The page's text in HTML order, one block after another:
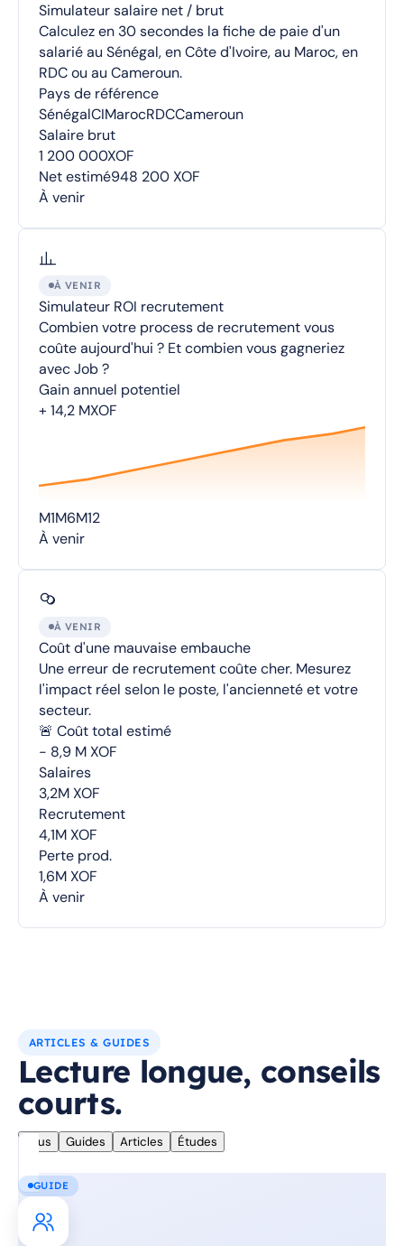
Simulateur salaire net / brut
Calculez en 30 secondes la fiche de paie d'un
salarié au Sénégal, en Côte d'Ivoire, au Maroc, en
RDC ou au Cameroun.
Pays de référence
SénégalCIMarocRDCCameroun
Salaire brut
1 200 000XOF
Net estimé948 200 XOF
À venir
À VENIR
Simulateur ROI recrutement
Combien votre process de recrutement vous
coûte aujourd'hui ? Et combien vous gagneriez
avec Job ?
Gain annuel potentiel
+ 14,2 MXOF
M1M6M12
À venir
À VENIR
Coût d'une mauvaise embauche
Une erreur de recrutement coûte cher. Mesurez
l'impact réel selon le poste, l'ancienneté et votre
secteur.
🚨 Coût total estimé
- 8,9 M XOF
Salaires
3,2M XOF
Recrutement
4,1M XOF
Perte prod.
1,6M XOF
À venir
ARTICLES & GUIDES
Lecture longue, conseils
courts.
Tous Guides Articles Études
GUIDE